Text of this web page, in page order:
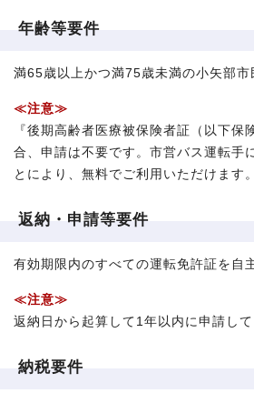
年齢等要件
満65歳以上かつ満75歳未満の小矢部市
≪注意≫
『後期高齢者医療被保険者証（以下保
合、申請は不要です。市営バス運転手
とにより、無料でご利用いただけます。
返納・申請等要件
有効期限内のすべての運転免許証を自
≪注意≫
返納日から起算して1年以内に申請して
納税要件